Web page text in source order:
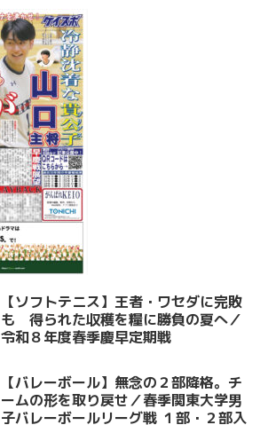
【ソフトテニス】王者・ワセダに完敗
も 得られた収穫を糧に勝負の夏へ／
令和８年度春季慶早定期戦
【バレーボール】無念の２部降格。チ
ームの形を取り戻せ／春季関東大学男
子バレーボールリーグ戦 １部・２部入